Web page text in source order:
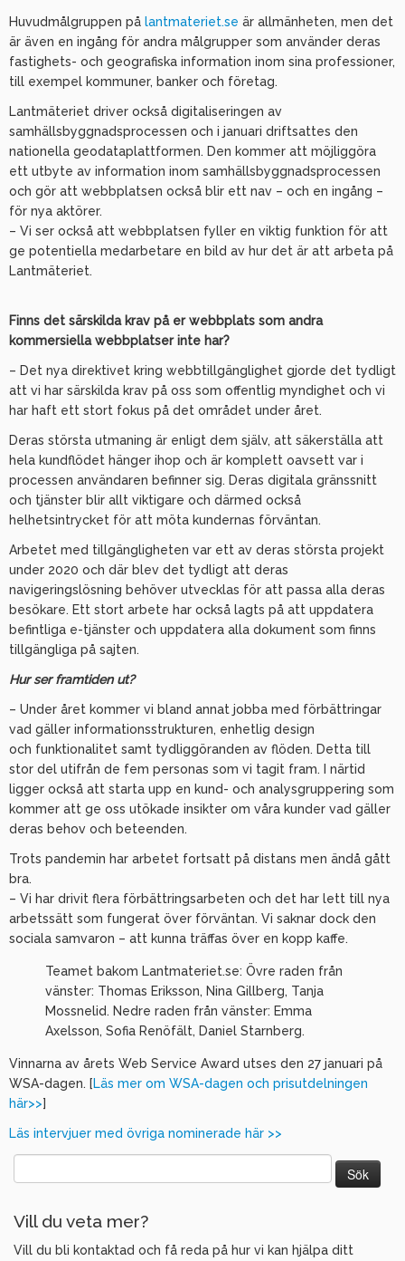
Huvudmålgruppen på lantmateriet.se är allmänheten, men det
är även en ingång för andra målgrupper som använder deras
fastighets- och geografiska information inom sina professioner,
till exempel kommuner, banker och företag.
Lantmäteriet driver också digitaliseringen av
samhällsbyggnadsprocessen och i januari driftsattes den
nationella geodataplattformen. Den kommer att möjliggöra
ett utbyte av information inom samhällsbyggnadsprocessen
och gör att webbplatsen också blir ett nav – och en ingång –
för nya aktörer.
– Vi ser också att webbplatsen fyller en viktig funktion för att
ge potentiella medarbetare en bild av hur det är att arbeta på
Lantmäteriet.
Finns det särskilda krav på er webbplats som andra
kommersiella webbplatser inte har?
– Det nya direktivet kring webbtillgänglighet gjorde det tydligt
att vi har särskilda krav på oss som offentlig myndighet och vi
har haft ett stort fokus på det området under året.
Deras största utmaning är enligt dem själv, att säkerställa att
hela kundflödet hänger ihop och är komplett oavsett var i
processen användaren befinner sig. Deras digitala gränssnitt
och tjänster blir allt viktigare och därmed också
helhetsintrycket för att möta kundernas förväntan.
Arbetet med tillgängligheten var ett av deras största projekt
under 2020 och där blev det tydligt att deras
navigeringslösning behöver utvecklas för att passa alla deras
besökare. Ett stort arbete har också lagts på att uppdatera
befintliga e-tjänster och uppdatera alla dokument som finns
tillgängliga på sajten.
Hur ser framtiden ut?
– Under året kommer vi bland annat jobba med förbättringar
vad gäller informationsstrukturen, enhetlig design
och funktionalitet samt tydliggöranden av flöden. Detta till
stor del utifrån de fem personas som vi tagit fram. I närtid
ligger också att starta upp en kund- och analysgruppering som
kommer att ge oss utökade insikter om våra kunder vad gäller
deras behov och beteenden.
Trots pandemin har arbetet fortsatt på distans men ändå gått
bra.
– Vi har drivit flera förbättringsarbeten och det har lett till nya
arbetssätt som fungerat över förväntan. Vi saknar dock den
sociala samvaron – att kunna träffas över en kopp kaffe.
Teamet bakom Lantmateriet.se: Övre raden från
vänster: Thomas Eriksson, Nina Gillberg, Tanja
Mossnelid. Nedre raden från vänster: Emma
Axelsson, Sofia Renöfält, Daniel Starnberg.
Vinnarna av årets Web Service Award utses den 27 januari på
WSA-dagen. [Läs mer om WSA-dagen och prisutdelningen
här>>]
Läs intervjuer med övriga nominerade här >>
efter:
Vill du veta mer?
Vill du bli kontaktad och få reda på hur vi kan hjälpa ditt